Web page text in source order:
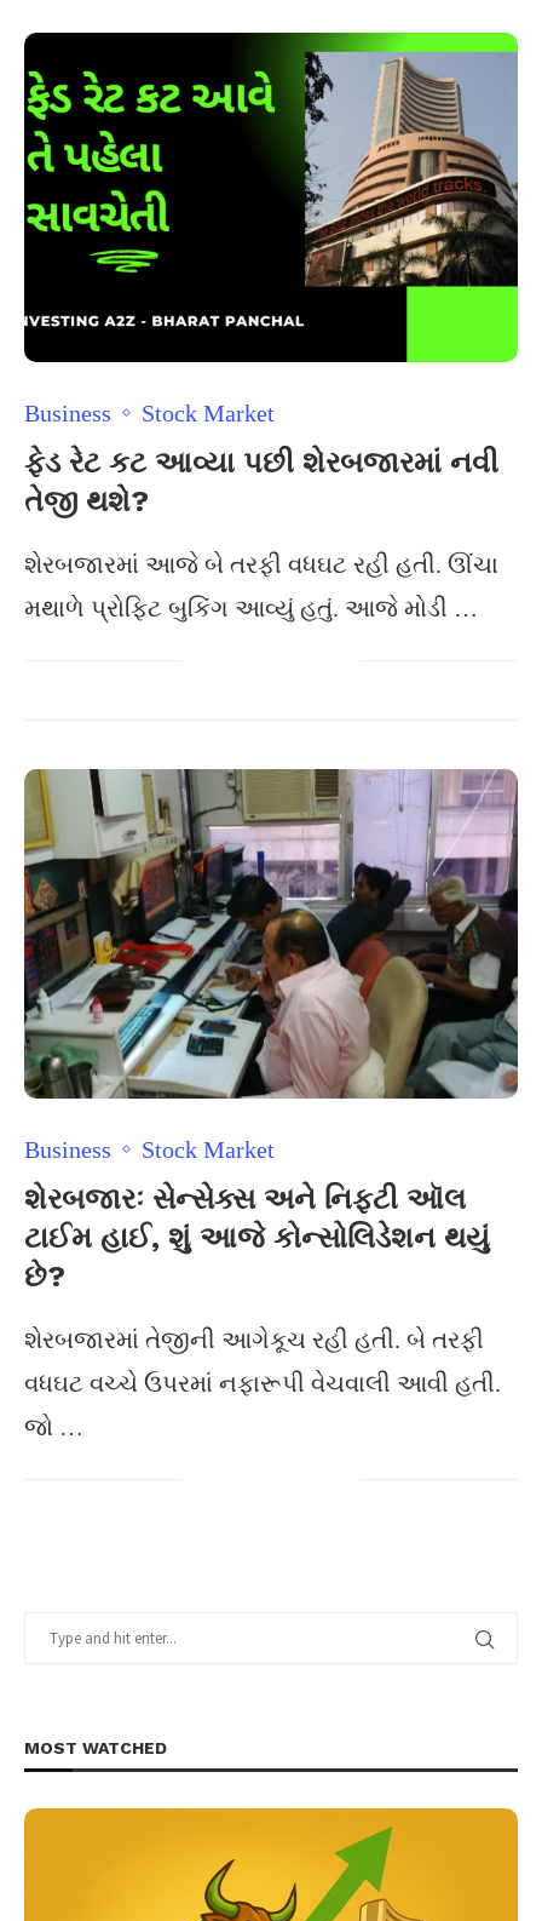
Business Stock Market
ફેડ રેટ કટ આવ્યા પછી શેરબજારમાં નવી
તેજી થશે?
શેરબજારમાં આજે બે તરફી વધઘટ રહી હતી. ઊંચા
મથાળે પ્રોફિટ બુકિંગ આવ્યું હતું. આજે મોડી …
Business Stock Market
શેરબજારઃ સેન્સેક્સ અને નિફટી ઑલ
ટાઈમ હાઈ, શું આજે કોન્સોલિડેશન થયું
છે?
શેરબજારમાં તેજીની આગેકૂચ રહી હતી. બે તરફી
વધઘટ વચ્ચે ઉપરમાં નફારૂપી વેચવાલી આવી હતી.
જો …
MOST WATCHED